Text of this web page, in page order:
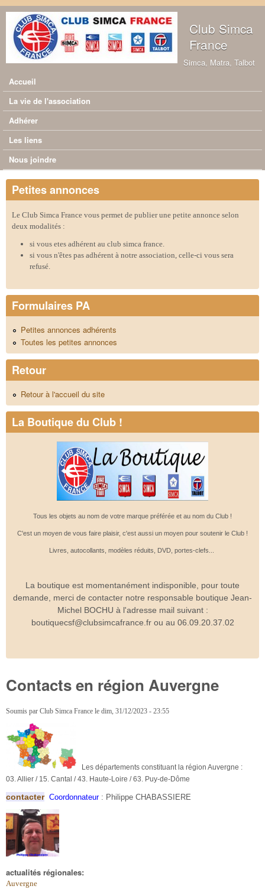
Aller au contenu principal
Club Simca
France
Simca, Matra, Talbot
Menu principal
Accueil
La vie de l'association
Adhérer
Les liens
Nous joindre
Petites annonces
Le Club Simca France vous permet de publier une petite annonce selon
deux modalités :
si vous etes adhérent au club simca france.
si vous n'êtes pas adhérent à notre association, celle-ci vous sera
refusé.
Formulaires PA
Petites annonces adhérents
Toutes les petites annonces
Retour
Retour à l'accueil du site
La Boutique du Club !
Tous les objets au nom de votre marque préférée et au nom du Club !
C'est un moyen de vous faire plaisir, c'est aussi un moyen pour soutenir le Club !
Livres, autocollants, modèles réduits, DVD, portes-clefs...
La boutique est momentanément indisponible, pour toute
demande, merci de contacter notre responsable boutique Jean-
Michel BOCHU à l'adresse mail suivant :
boutiquecsf@clubsimcafrance.fr ou au 06.09.20.37.02
Contacts en région Auvergne
Soumis par Club Simca France le dim, 31/12/2023 - 23:55
Les départements constituant la région Auvergne :
03. Allier / 15. Cantal / 43. Haute-Loire / 63. Puy-de-Dôme
contacter Coordonnateur : Philippe CHABASSIERE
actualités régionales:
Auvergne